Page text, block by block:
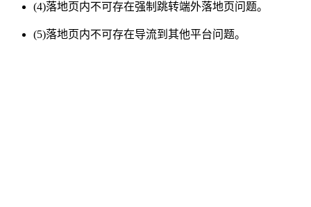
(4)落地页内不可存在强制跳转端外落地页问题。
(5)落地页内不可存在导流到其他平台问题。